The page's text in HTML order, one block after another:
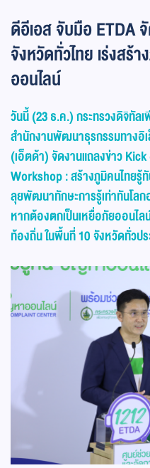
ดีอีเอส จับมือ ETDA
จังหวัดทั่วไทย เร่งสร้
ออนไลน์
วันนี้ (23 ธ.ค.) กระทรวงดิจิทัล
สำนักงานพัฒนาธุรกรรมทาง
(เอ็ตด้า) จัดงานแถลงข่าว
Workshop :สร้างภูมิคนไทย
ลุยพัฒนาทักษะการรู้เท่าทันโลก
หากต้องตกเป็นเหยื่อภัยออนไล
ท้องถิ่น ในพื้นที่ 10 จังหวัดทั่วป